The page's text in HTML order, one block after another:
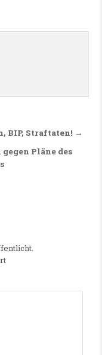
BIP, Straftaten! →
Pläne des